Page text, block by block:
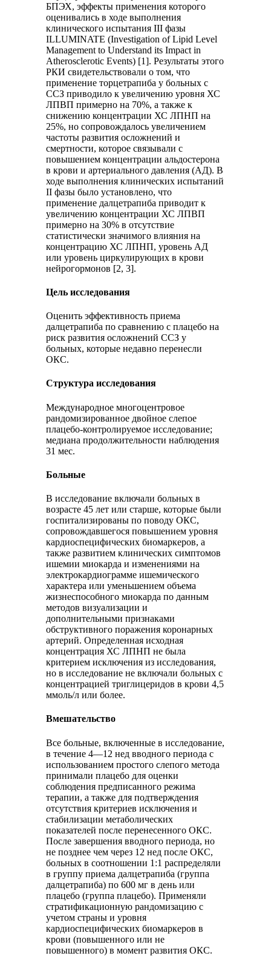
БПЭХ, эффекты применения которого
оценивались в ходе выполнения
клинического испытания III фазы
ILLUMINATE (Investigation of Lipid Level
Management to Understand its Impact in
Atherosclerotic Events) [1]. Результаты этого
РКИ свидетельствовали о том, что
применение торцетрапиба у больных с
ССЗ приводило к увеличению уровня ХС
ЛПВП примерно на 70%, а также к
снижению концентрации ХС ЛПНП на
25%, но сопровождалось увеличением
частоты развития осложнений и
смертности, которое связывали с
повышением концентрации альдостерона
в крови и артериального давления (АД). В
ходе выполнения клинических испытаний
II фазы было установлено, что
применение далцетрапиба приводит к
увеличению концентрации ХС ЛПВП
примерно на 30% в отсутствие
статистически значимого влияния на
концентрацию ХС ЛПНП, уровень АД
или уровень циркулирующих в крови
нейрогормонов [2, 3].
Цель исследования
Оценить эффективность приема
далцетрапиба по сравнению с плацебо на
риск развития осложнений ССЗ у
больных, которые недавно перенесли
ОКС.
Структура исследования
Международное многоцентровое
рандомизированное двойное слепое
плацебо-контролируемое исследование;
медиана продолжительности наблюдения
31 мес.
Больные
В исследование включали больных в
возрасте 45 лет или старше, которые были
госпитализированы по поводу ОКС,
сопровождавшегося повышением уровня
кардиоспецифических биомаркеров, а
также развитием клинических симптомов
ишемии миокарда и изменениями на
электрокардиограмме ишемического
характера или уменьшением объема
жизнеспособного миокарда по данным
методов визуализации и
дополнительными признаками
обструктивного поражения коронарных
артерий. Определенная исходная
концентрация ХС ЛПНП не была
критерием исключения из исследования,
но в исследование не включали больных с
концентрацией триглицеридов в крови 4,5
ммоль/л или более.
Вмешательство
Все больные, включенные в исследование,
в течение 4—12 нед вводного периода с
использованием простого слепого метода
принимали плацебо для оценки
соблюдения предписанного режима
терапии, а также для подтверждения
отсутствия критериев исключения и
стабилизации метаболических
показателей после перенесенного ОКС.
После завершения вводного периода, но
не позднее чем через 12 нед после ОКС,
больных в соотношении 1:1 распределяли
в группу приема далцетрапиба (группа
далцетрапиба) по 600 мг в день или
плацебо (группа плацебо). Применяли
стратификационную рандомизацию с
учетом страны и уровня
кардиоспецифических биомаркеров в
крови (повышенного или не
повышенного) в момент развития ОКС.